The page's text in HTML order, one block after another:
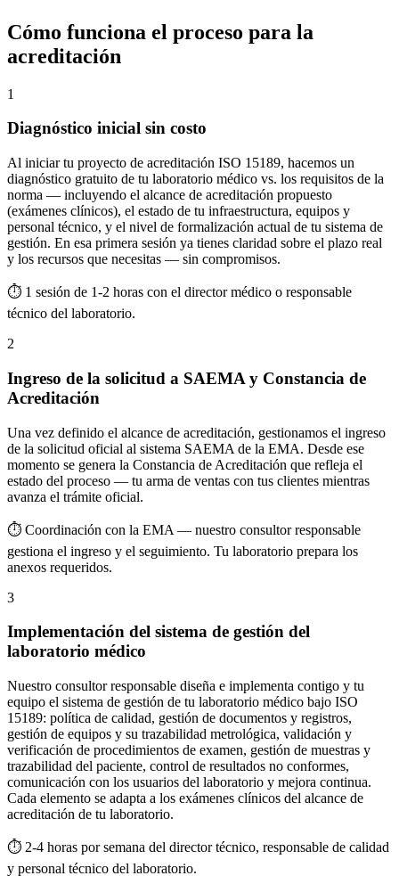
Cómo funciona el proceso para la
acreditación
1
Diagnóstico inicial sin costo
Al iniciar tu proyecto de acreditación ISO 15189, hacemos un
diagnóstico gratuito de tu laboratorio médico vs. los requisitos de la
norma — incluyendo el alcance de acreditación propuesto
(exámenes clínicos), el estado de tu infraestructura, equipos y
personal técnico, y el nivel de formalización actual de tu sistema de
gestión. En esa primera sesión ya tienes claridad sobre el plazo real
y los recursos que necesitas — sin compromisos.
⏱ 1 sesión de 1-2 horas con el director médico o responsable
técnico del laboratorio.
2
Ingreso de la solicitud a SAEMA y Constancia de
Acreditación
Una vez definido el alcance de acreditación, gestionamos el ingreso
de la solicitud oficial al sistema SAEMA de la EMA. Desde ese
momento se genera la Constancia de Acreditación que refleja el
estado del proceso — tu arma de ventas con tus clientes mientras
avanza el trámite oficial.
⏱ Coordinación con la EMA — nuestro consultor responsable
gestiona el ingreso y el seguimiento. Tu laboratorio prepara los
anexos requeridos.
3
Implementación del sistema de gestión del
laboratorio médico
Nuestro consultor responsable diseña e implementa contigo y tu
equipo el sistema de gestión de tu laboratorio médico bajo ISO
15189: política de calidad, gestión de documentos y registros,
gestión de equipos y su trazabilidad metrológica, validación y
verificación de procedimientos de examen, gestión de muestras y
trazabilidad del paciente, control de resultados no conformes,
comunicación con los usuarios del laboratorio y mejora continua.
Cada elemento se adapta a los exámenes clínicos del alcance de
acreditación de tu laboratorio.
⏱ 2-4 horas por semana del director técnico, responsable de calidad
y personal técnico del laboratorio.